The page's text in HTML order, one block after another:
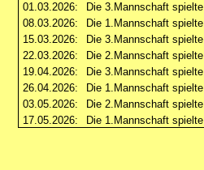
01.03.2026:
Die 3.Mannschaft spielte
08.03.2026:
Die 1.Mannschaft spielte
15.03.2026:
Die 3.Mannschaft spielte
22.03.2026:
Die 2.Mannschaft spielte
19.04.2026:
Die 3.Mannschaft spielte
26.04.2026:
Die 1.Mannschaft spielte
03.05.2026:
Die 2.Mannschaft spielte
17.05.2026:
Die 1.Mannschaft spielte